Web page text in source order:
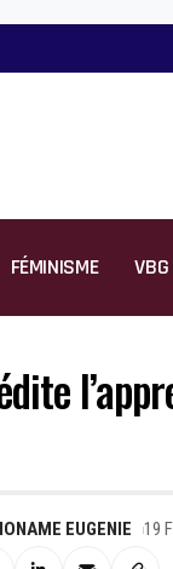
FÉMINISME VBG
EUGENIE 19